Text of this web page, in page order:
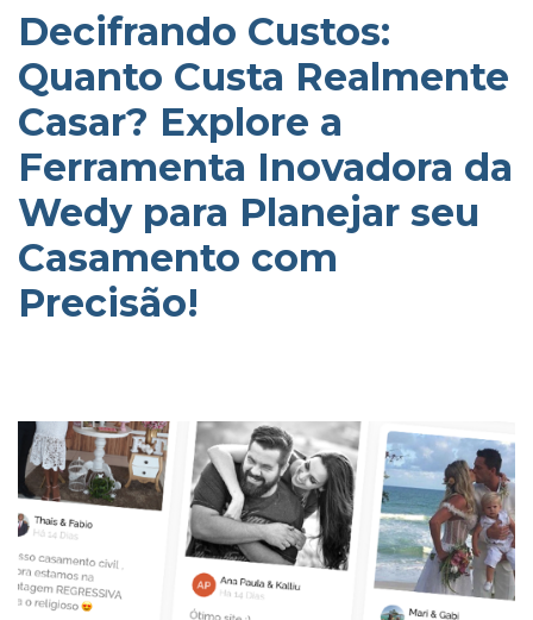
Decifrando Custos:
Quanto Custa Realmente
Casar? Explore a
Ferramenta Inovadora da
Wedy para Planejar seu
Casamento com
Precisão!